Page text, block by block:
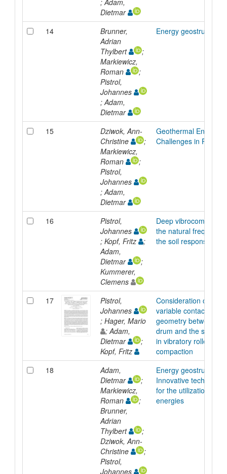
Dietmar
14
Brunner,
Adrian
Thylbert
;
Markiewicz,
Roman
;
Pistrol,
Johannes
; Adam,
Dietmar
Energy geostructures
15
Dziwok, Ann-
Christine
;
Markiewicz,
Roman
;
Pistrol,
Johannes
; Adam,
Dietmar
Geothermal Energy -
Challenges in
16
Pistrol,
Johannes
; Kopf, Fritz
;
Adam,
Dietmar
;
Kummerer,
Clemens
Deep
the natural frequency
the soil response
17
Pistrol,
Johannes
; Hager, Mario
; Adam,
Dietmar
;
Kopf, Fritz
Consideration of the
variable contact
geometry between
drum and the soil
in vibratory roller
compaction
18
Adam,
Dietmar
;
Markiewicz,
Roman
;
Brunner,
Adrian
Thylbert
;
Dziwok, Ann-
Christine
;
Pistrol,
Johannes
Energy geostructures
Innovative
for the utilization of
energies